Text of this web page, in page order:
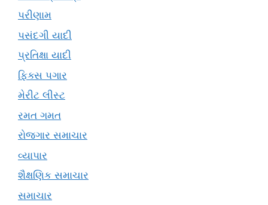
પરીણામ
પસંદગી યાદી
પ્રતિક્ષા યાદી
ફિક્સ પગાર
મેરીટ લીસ્ટ
રમત ગમત
રોજગાર સમાચાર
વ્યાપાર
શૈક્ષણિક સમાચાર
સમાચાર